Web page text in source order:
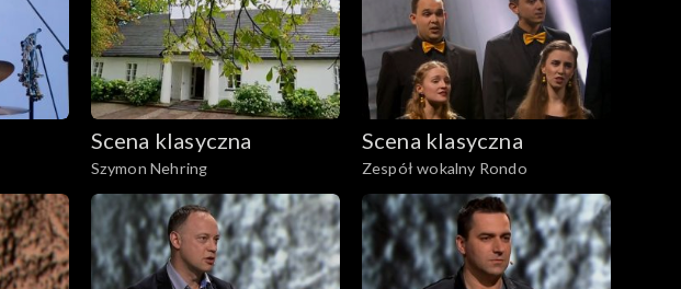
Scena klasyczna
Szymon Nehring
Scena klasyczna
Zespół wokalny Rondo